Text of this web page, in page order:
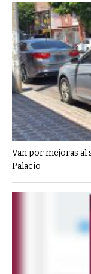
Van por mejoras al
Palacio